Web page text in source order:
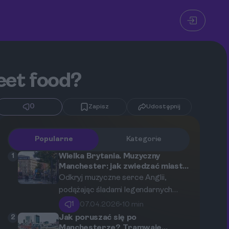
food?
0 Zapisz Udostępnij
Popularne Kategorie
1
Wielka Brytania. Muzyczny
Manchester: jak zwiedzać miasto
śladami Joy Division i Oasis?
Odkryj muzyczne serce Anglii,
podążając śladami legendarnych
zespołów, takich jak Joy Division i
Oasis. Ten przewodnik zabierze Cię
w podróż po kultowych miejscach,
1 07.04.2026•10 min
2
Jak poruszać się po